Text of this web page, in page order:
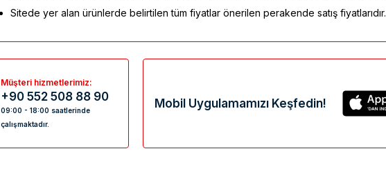
Sitede yer alan ürünlerde belirtilen tüm fiyatlar önerilen perakende satış fiyatlarıdır.
Müşteri hizmetlerimiz:
+90 552 508 88 90
09:00 - 18:00 saatlerinde
çalışmaktadır.
Mobil Uygulamamızı Keşfedin!